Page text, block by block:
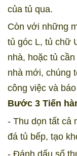
của tủ qua.
Còn với những
tủ góc L, tủ chữ
nhà, hoặc tủ
nhà mới, chúng
công việc và
Bước 3 Tiến
- Thu dọn tất cả
đá tủ bếp, tạo